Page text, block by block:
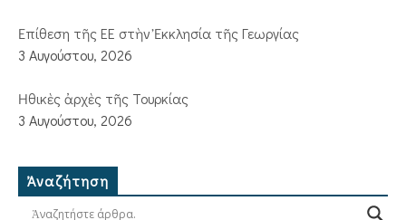
Ἐπίθεση τῆς ΕΕ στὴν Ἐκκλησία τῆς Γεωργίας
3 Αυγούστου, 2026
Ἠθικὲς ἀρχὲς τῆς Τουρκίας
3 Αυγούστου, 2026
Ἀναζήτηση